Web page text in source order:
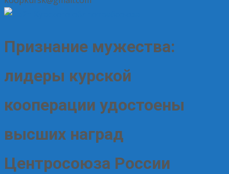
Признание мужества:
лидеры курской
кооперации удостоены
высших наград
Центросоюза России